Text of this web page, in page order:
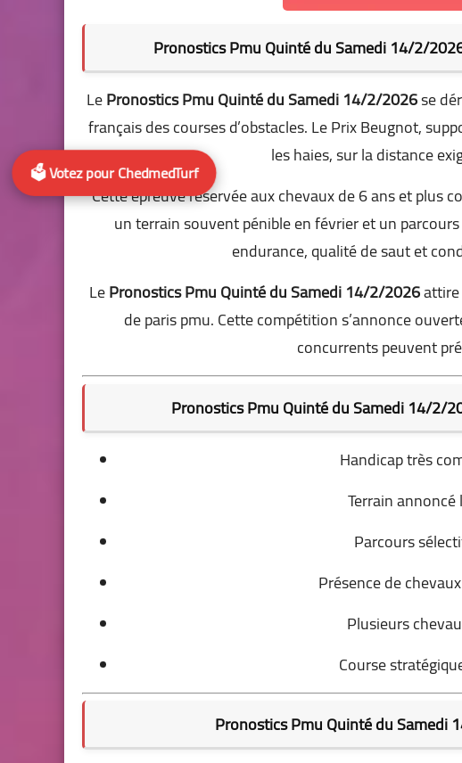
Pronostics Pmu Quinté du Samedi 14/2/
LePronostics Pmu Quinté du Samedi 14/2/2026se
français des courses d’obstacles. Le Prix Beugnot,
les haies, sur la distance
Cette épreuve réservée aux chevaux de 6 ans et plus
un terrain souvent pénible en février et un
endurance, qualité de saut et
LePronostics Pmu Quinté du Samedi 14/2/2026
de paris pmu. Cette compétition s’annonce
concurrents peuvent
Pronostics Pmu Quinté du Samedi 14/2/
Handicap très
Terrain
Parcours
Présence de
Plusieurs
Course
Pronostics Pmu Quinté du Samedi
🗳️ Votez pour ChedmedTurf